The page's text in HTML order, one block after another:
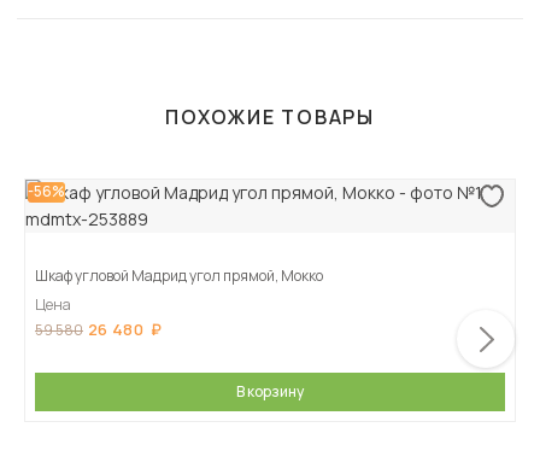
ПОХОЖИЕ ТОВАРЫ
-56%
Шкаф угловой Мадрид угол прямой, Мокко
Цена
59 580 26 480
В корзину